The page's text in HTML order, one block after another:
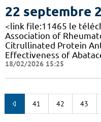
22 septembre
<link file:11465 le
Association of
Citrullinated Protein
Effectiveness of
18/02/2026 15:25
41 42 43